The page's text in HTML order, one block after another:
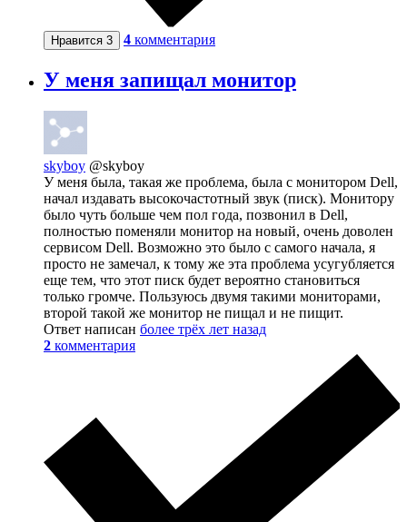
Нравится 3 4 комментария
У меня запищал монитор
skyboy @skyboy
У меня была, такая же проблема, была с монитором Dell,
начал издавать высокочастотный звук (писк). Монитору
было чуть больше чем пол года, позвонил в Dell,
полностью поменяли монитор на новый, очень доволен
сервисом Dell. Возможно это было с самого начала, я
просто не замечал, к тому же эта проблема усугубляется
еще тем, что этот писк будет вероятно становиться
только громче. Пользуюсь двумя такими мониторами,
второй такой же монитор не пищал и не пищит.
Ответ написан более трёх лет назад
2 комментария